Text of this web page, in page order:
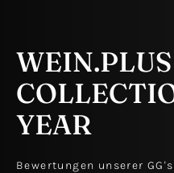
WEIN.PLUS
YEAR
Bewertungen unserer